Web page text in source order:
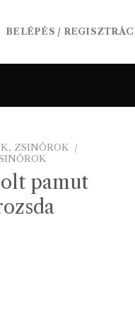
BELÉPÉS /
ZSINÓROK /
pamut